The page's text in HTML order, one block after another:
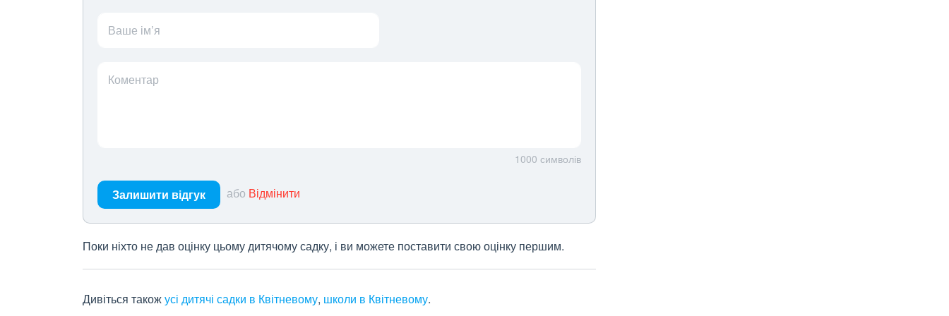
Ваше ім’я
Коментар
1000 символів
Залишити відгук або Відмінити
Поки ніхто не дав оцінку цьому дитячому садку, і ви можете поставити свою оцінку першим.
Дивіться такожусі дитячі садки в Квітневому, школи в Квітневому.